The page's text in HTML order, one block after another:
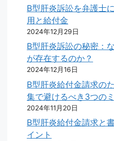
B型肝炎訴訟を弁護士
用と給付金
2024年12月29日
B型肝炎訴訟の秘密：
が存在するのか？
2024年12月16日
B型肝炎給付金請求の
集で避けるべき3つの
2024年11月20日
B型肝炎給付金請求と
イント